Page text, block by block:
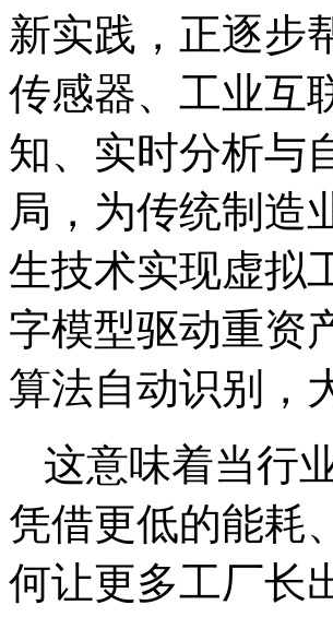
新实践，正逐步
传感器、工业互
知、实时分析与
局，为传统制造
生技术实现虚拟
字模型驱动重资
算法自动识别，
这意味着当行
凭借更低的能耗
何让更多工厂长